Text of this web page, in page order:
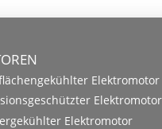
Elektromotor
Elektromotor
Elektromotor